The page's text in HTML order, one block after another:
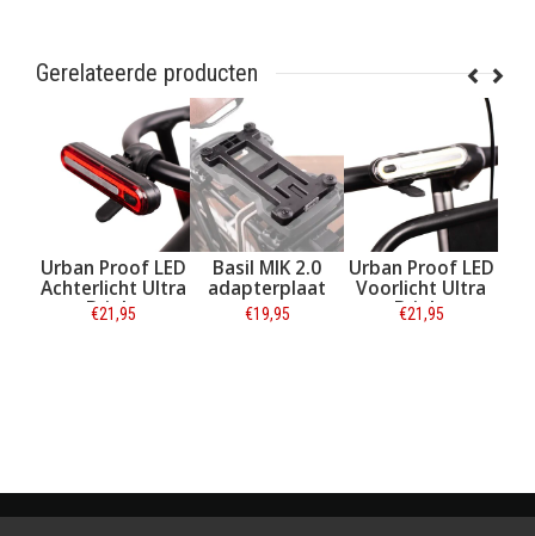
Gerelateerde producten
Urban Proof LED
Achterlicht Ultra
Bright
Oplaadbaar
€21,95
Basil MIK 2.0
adapterplaat
€19,95
Urban Proof LED
Voorlicht Ultra
Bright
Oplaadbaar
€21,95